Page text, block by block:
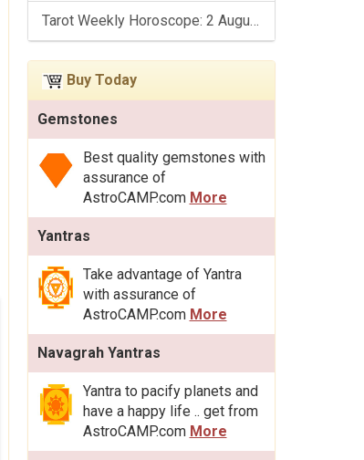
Tarot Weekly Horoscope: 2 August To 8 August, 2026
Buy Today
Gemstones
Best quality gemstones with
assurance of
AstroCAMP.com More
Yantras
Take advantage of Yantra
with assurance of
AstroCAMP.com More
Navagrah Yantras
Yantra to pacify planets and
have a happy life .. get from
AstroCAMP.com More